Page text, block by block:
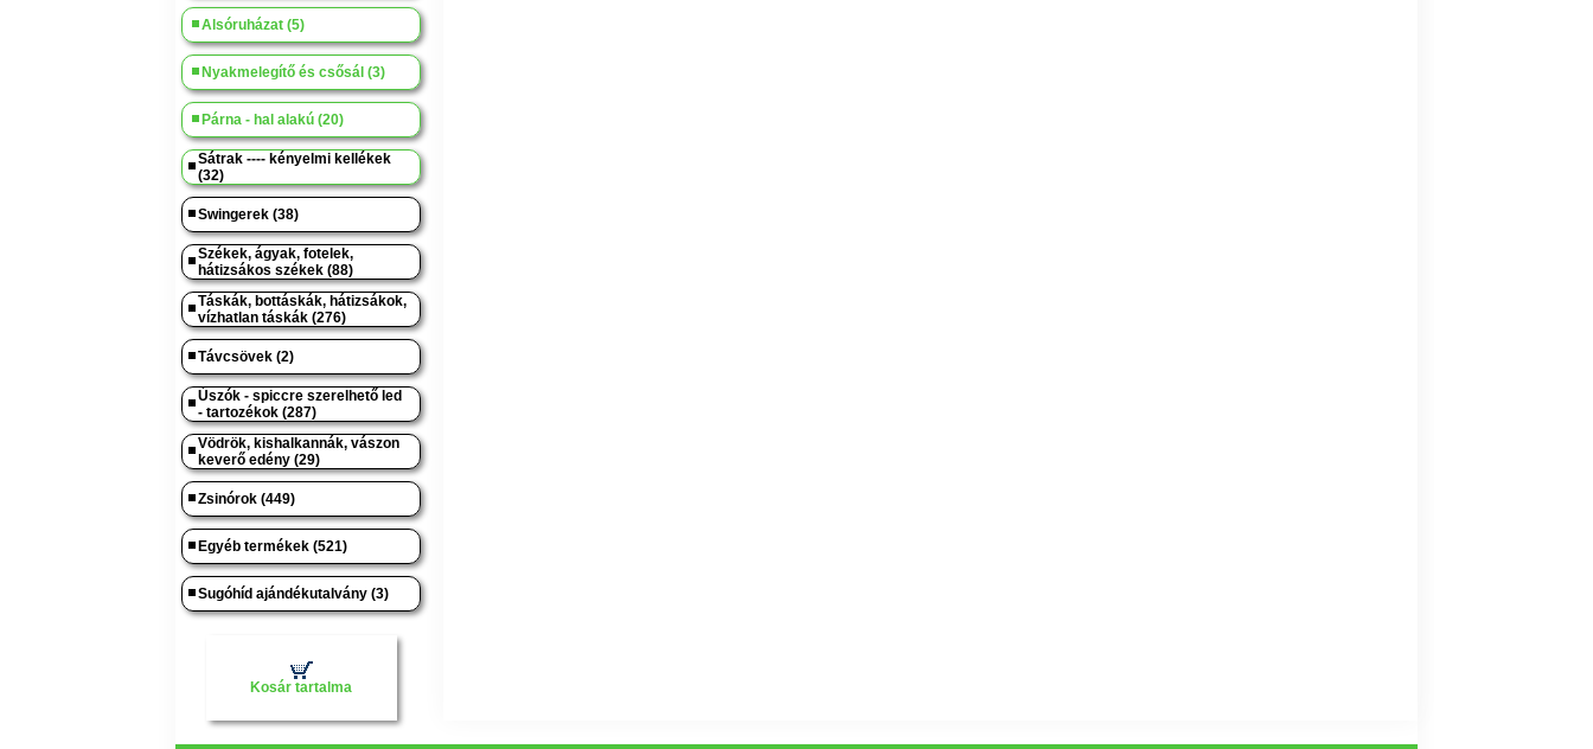
Alsóruházat (5)
Nyakmelegítő és csősál (3)
Párna - hal alakú (20)
Sátrak ---- kényelmi kellékek
(32)
Swingerek (38)
Székek, ágyak, fotelek,
hátizsákos székek (88)
Táskák, bottáskák, hátizsákok,
vízhatlan táskák (276)
Távcsövek (2)
Úszók - spiccre szerelhető led
- tartozékok (287)
Vödrök, kishalkannák, vászon
keverő edény (29)
Zsinórok (449)
Egyéb termékek (521)
Sugóhíd ajándékutalvány (3)
Kosár tartalma